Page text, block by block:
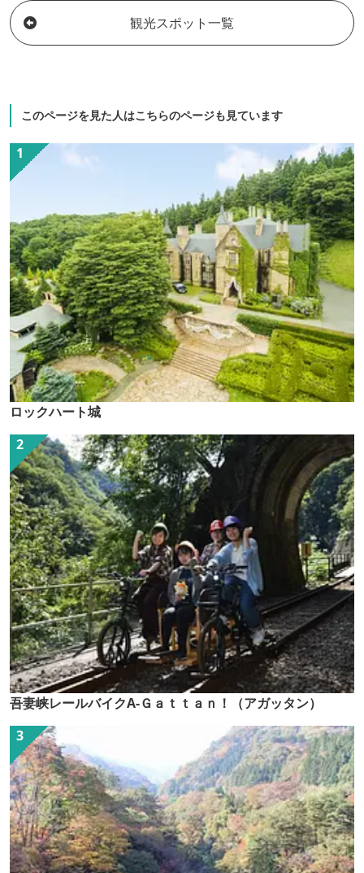
用いただけます。炭酸カルシウム温泉
「せせらぎの湯」と豊かな自然の中で思
いきりリラックスしてください！上州和
におきりこみ作り体験などふるさと体験
メニューも豊富にご用意しています。
観光スポット一覧
このページを見た人はこちらのページも見ています
ロックハート城
吾妻峡レールバイクA-Ｇａｔｔａｎ！（アガッタン）